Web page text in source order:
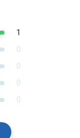
1
0
0
0
0